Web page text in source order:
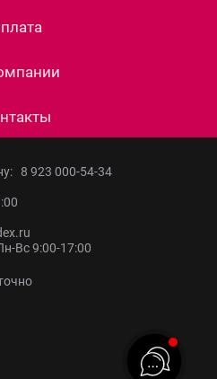
8 923 000-54-34
Вс 9:00-17:00